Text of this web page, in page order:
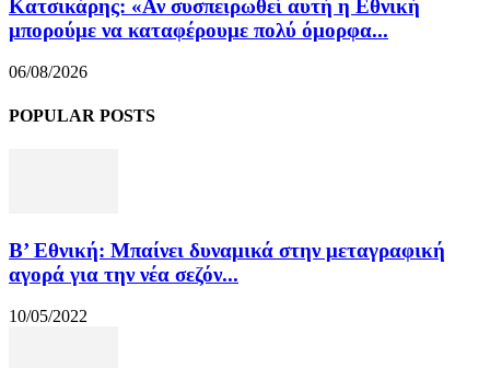
Κατσικάρης: «Αν συσπειρωθεί αυτή η Εθνική
μπορούμε να καταφέρουμε πολύ όμορφα...
06/08/2026
POPULAR POSTS
Β’ Εθνική: Μπαίνει δυναμικά στην μεταγραφική
αγορά για την νέα σεζόν...
10/05/2022